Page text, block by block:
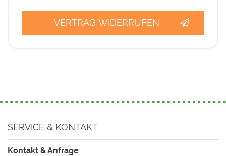
VERTRAG WIDERRUFEN
SERVICE & KONTAKT
Kontakt & Anfrage